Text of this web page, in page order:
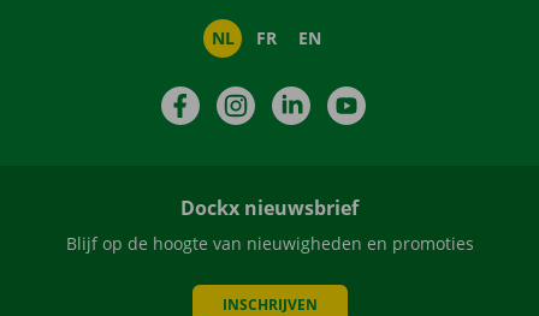
NL FR EN
FacebookInstagramLinkedIn
Dockx nieuwsbrief
Blijf op de hoogte van nieuwigheden en promoties
INSCHRIJVEN